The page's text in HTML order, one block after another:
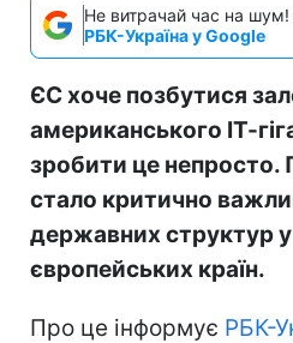
Не витрачай час на шум!
РБК-Україна у Google
ЄС хоче позбутися
американського ІТ-
зробити це непросто.
стало критично
державних структур у
європейських країн.
Про це інформує РБК-